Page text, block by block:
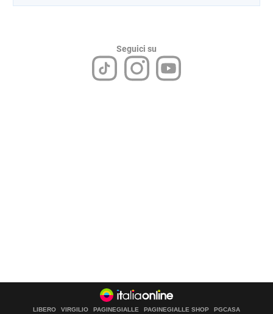
Seguici su
LIBERO VIRGILIO PAGINEGIALLE PAGINEGIALLE SHOP PGCASA